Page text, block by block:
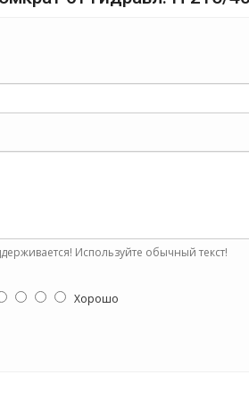
Используйте обычный текст!
Хорошо